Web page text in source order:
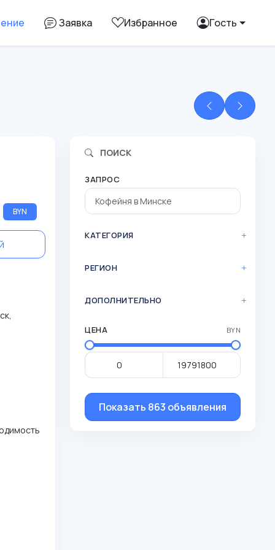
Заявка Избранное Гость
ЗАПРОС
КАТЕГОРИЯ
РЕГИОН
ДОПОЛНИТЕЛЬНО
ЦЕНА BYN
Показать 863 объявления
ПОИСК
BYN